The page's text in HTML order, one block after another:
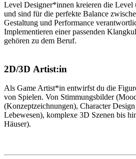
Level Designer*innen kreieren die Level
und sind für die perfekte Balance
Gestaltung und Performance
Implementieren einer passenden
gehören zu dem Beruf.
2D/3D Artist:in
Als Game Artist*in entwirfst du die
von Spielen. Von Stimmungsbilder
(Konzeptzeichnungen), Character
Lebewesen), komplexe 3D Szenen bis
Häuser).